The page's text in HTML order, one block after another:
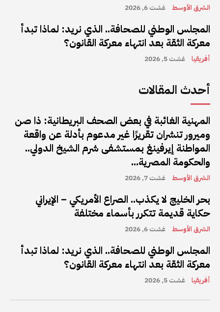
الشرق الأوسط غشت 6, 2026
المجلس الوطني للصحافة.. الذي نريد: لماذا تبدأ
معركة الثقة بعد انتهاء معركة القانون؟
أفريقيا غشت 5, 2026
أحدث المقالات
المهنية الغائبة في بعض الصحف البريطانية: ذا صن
وميرور تنشران تقريرًا غير مدعوم بأدلة عن واقعة
المواطنة إيرفينغ بمستشفى شرم الشيخ الدولي..
والحكومة المصرية...
الشرق الأوسط غشت 7, 2026
بحر الخليج لا يكذب.. الصراع الأمريكي – الإيراني
حكاية قديمة تتكرر بأسماء مختلفة
الشرق الأوسط غشت 6, 2026
المجلس الوطني للصحافة.. الذي نريد: لماذا تبدأ
معركة الثقة بعد انتهاء معركة القانون؟
أفريقيا غشت 5, 2026